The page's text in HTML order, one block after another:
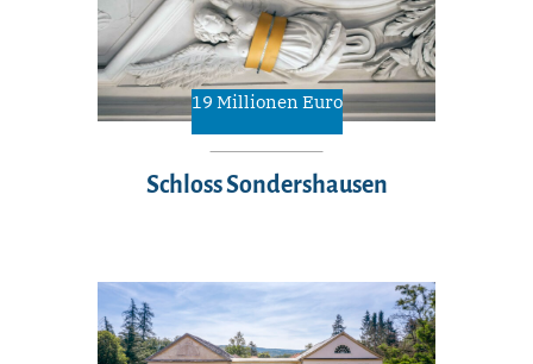
19 Millionen Euro
Schloss Sondershausen